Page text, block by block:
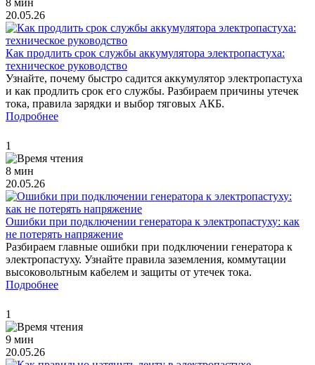
8 мин
20.05.26
Как продлить срок службы аккумулятора электропастуха:
техническое руководство
Узнайте, почему быстро садится аккумулятор электропастуха
и как продлить срок его службы. Разбираем причины утечек
тока, правила зарядки и выбор тяговых АКБ.
Подробнее
1
8 мин
20.05.26
Ошибки при подключении генератора к электропастуху: как
не потерять напряжение
Разбираем главные ошибки при подключении генератора к
электропастуху. Узнайте правила заземления, коммутации
высоковольтным кабелем и защиты от утечек тока.
Подробнее
1
9 мин
20.05.26